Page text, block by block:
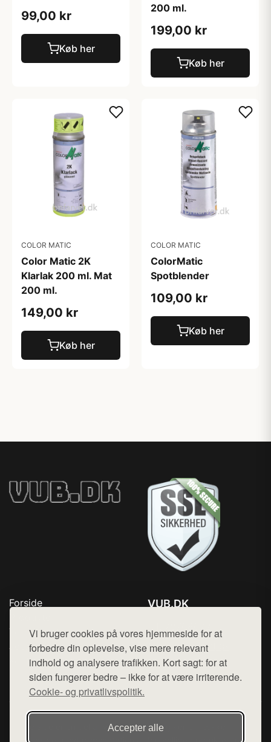
Vi bruger cookies på vores hjemmeside for at
forbedre din oplevelse, vise mere relevant
indhold og analysere trafikken. Kort sagt: for at
siden fungerer bedre – ikke for at være irriterende.
Cookie- og privatlivspolitik.
Accepter alle
99,00 kr
Køb her
200 ml.
199,00 kr
Køb her
COLOR MATIC
Color Matic 2K
Klarlak 200 ml. Mat
200 ml.
149,00 kr
Køb her
COLOR MATIC
ColorMatic
Spotblender
109,00 kr
Køb her
Forside
Top Rabatter
Jotun maling
Kontakt
VUB.DK
Mail: hej@want.dk
Cookie- og privatlivspolitik
Denne side er en del af want.dk, der udgiver en række